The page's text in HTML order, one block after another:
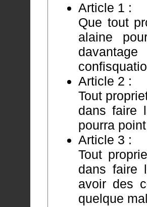
Article 1 :
Que tout
alaine pour
Article 2 :
Tout
dans faire la
pourra
Article 3 :
Tout
dans faire la
avoir des